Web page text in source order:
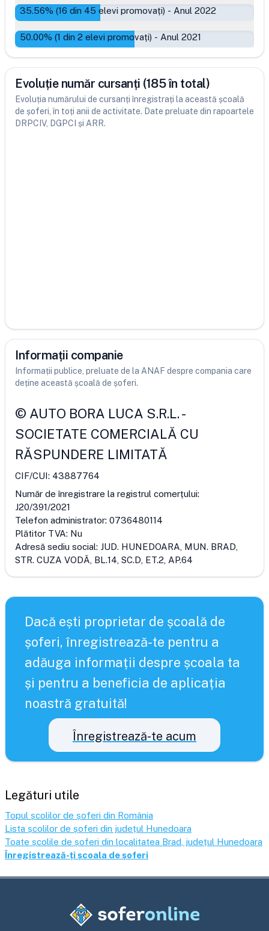
35.56% (16 din 45 elevi promovați) - Anul 2022
50.00% (1 din 2 elevi promovați) - Anul 2021
Evoluție număr cursanți (185 în total)
Evoluția numărului de cursanți înregistrați la această școală
de șoferi, în toți anii de activitate. Date preluate din rapoartele
DRPCIV, DGPCI și ARR.
Informații companie
Informații publice, preluate de la ANAF despre compania care
deține această școală de șoferi.
© AUTO BORA LUCA S.R.L.-
SOCIETATE COMERCIALĂ CU
RĂSPUNDERE LIMITATĂ
CIF/CUI: 43887764
Număr de înregistrare la registrul comerțului:
J20/391/2021
Telefon administrator: 0736480114
Plătitor TVA: Nu
Adresă sediu social: JUD. HUNEDOARA, MUN. BRAD,
STR. CUZA VODĂ, BL.14, SC.D, ET.2, AP.64
Dacă ești proprietar de școală de
șoferi, înregistrează-te pentru a
adăuga informații despre școala ta
și pentru a beneficia de aplicația
noastră gratuită!
Înregistrează-te acum
Legături utile
Topul școlilor de șoferi din România
Lista școlilor de șoferi din județul Hunedoara
Toate școlile de șoferi din localitatea Brad , județul Hunedoara
Înregistrează-ți școala de șoferi